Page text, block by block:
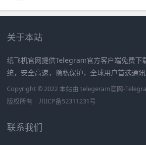
关于本站
纸飞机官网提供Telegram官方客户端免费下
统，安全高速，隐私保护，全球用户首选通讯
Copyright © 2022 本站由 telegeram官网-
版权所有
川ICP备52311231号
联系我们